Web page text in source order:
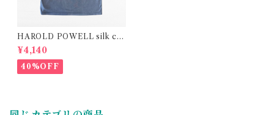
HAROLD POWELL silk cot
ton plain polo shirt
¥4,140
40%OFF